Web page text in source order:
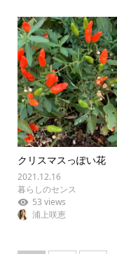
クリスマスっぽい花
2021.12.16
暮らしのセンス
53 views
浦上咲恵